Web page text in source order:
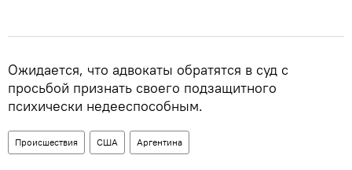
Ожидается, что адвокаты обратятся в суд с
просьбой признать своего подзащитного
психически недееспособным.
Происшествия США Аргентина